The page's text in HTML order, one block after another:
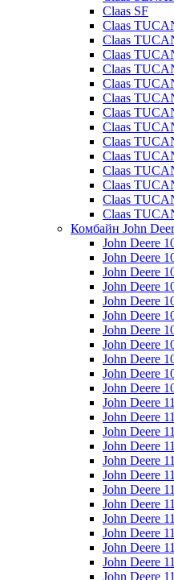
Claas SF
Claas
Claas
Claas
Claas
Claas
Claas
Claas
Claas
Claas
Claas
Claas
Claas
Claas
Claas
Комбайн John
John Deere
John Deere
John Deere
John Deere
John Deere
John Deere
John Deere
John Deere
John Deere
John Deere
John Deere
John Deere
John Deere
John Deere
John Deere
John Deere
John Deere
John Deere
John Deere
John Deere
John Deere
John Deere
John Deere
John Deere